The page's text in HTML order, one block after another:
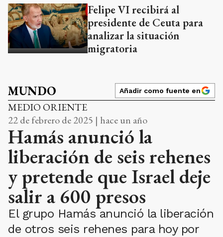
Felipe VI recibirá al
presidente de Ceuta para
analizar la situación
migratoria
MUNDO Añadir como fuente en
MEDIO ORIENTE
22 de febrero de 2025 | hace un año
Hamás anunció la
liberación de seis rehenes
y pretende que Israel deje
salir a 600 presos
El grupo Hamás anunció la liberación
de otros seis rehenes para hoy por